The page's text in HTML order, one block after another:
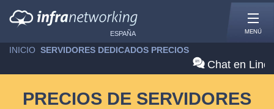
ESPAÑA MENÚ
INICIO »SERVIDORES DEDICADOS PRECIOS
Chat en
PRECIOS DE SERVIDORES